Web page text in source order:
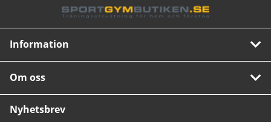
Information
Om oss
Nyhetsbrev